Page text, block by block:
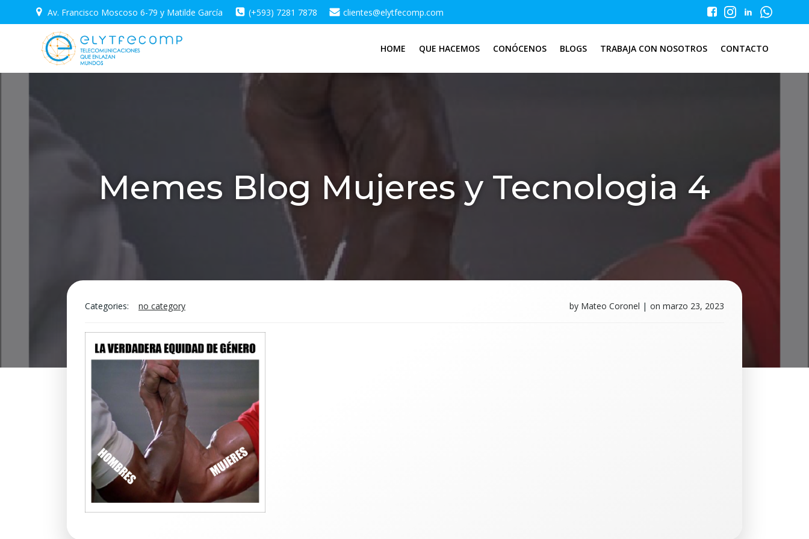
al
Av. Francisco Moscoso 6-79 y Matilde García (+593) 7281 7878 clientes@elytfecomp.com
HOME QUE HACEMOS CONÓCENOS BLOGS TRABAJA CON NOSOTROS CONTACTO
Memes Blog Mujeres y Tecnologia 4
Categories: no category by Mateo Coronel | on marzo 23, 2023